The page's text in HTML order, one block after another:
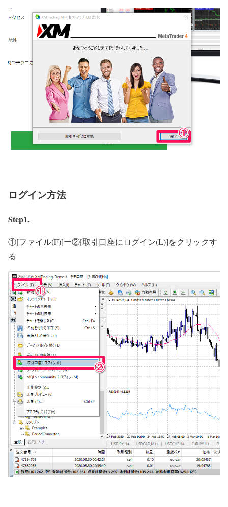
ログイン方法
Step1.
①[ファイル(F)]ー②[取引口座にログイン(L)]をクリックす
る